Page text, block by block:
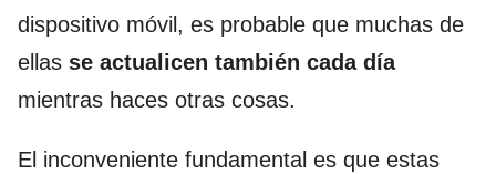
dispositivo móvil, es probable que muchas de
ellas se actualicen también cada día
mientras haces otras cosas.
El inconveniente fundamental es que estas